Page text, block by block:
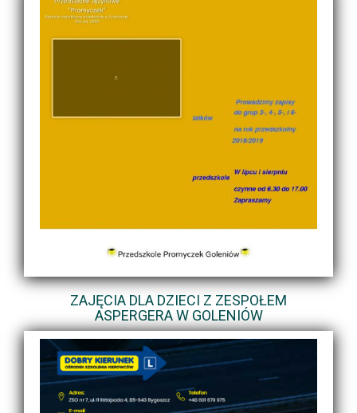
ZAJĘCIA DLA DZIECI Z ZESPOŁEM
ASPERGERA W GOLENIÓW